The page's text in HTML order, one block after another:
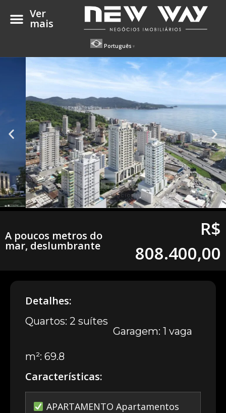
Ver
mais
Português ▼
A poucos metros do
mar, deslumbrante
R$
808.400,00
Detalhes:
Quartos: 2 suítes
Garagem: 1 vaga
m²: 69.8
Características:
APARTAMENTO Apartamentos